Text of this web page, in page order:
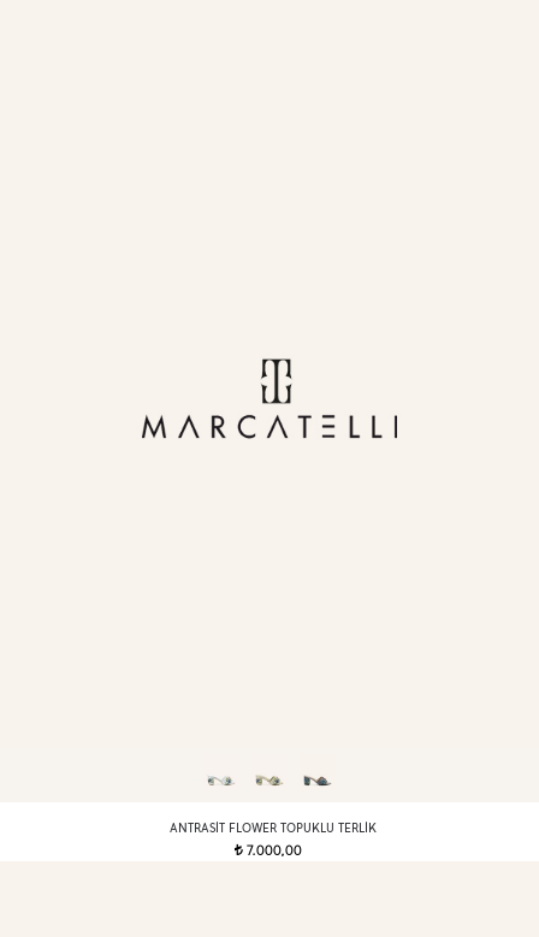
ANTRASIT FLOWER TOPUKLU TERLIK
t 7.000,00